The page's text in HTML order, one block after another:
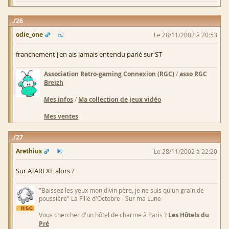
26
odie_one
Le 28/11/2002 à 20:53
franchement j'en ais jamais entendu parlé sur ST
Association Retro-gaming Connexion (RGC)/asso RGC
Breizh
Mes infos/ Ma collection de jeux vidéo
Mes ventes
27
Arethius
Le 28/11/2002 à 22:20
Sur ATARI XE alors ?
"Baissez les yeux mon divin père, je ne suis qu'un grain de
poussière" La Fille d'Octobre - Sur ma Lune
Vous chercher d'un hôtel de charme à Paris ? Les Hôtels du
Pré